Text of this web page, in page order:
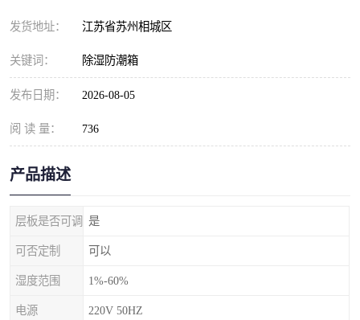
发货地址： 江苏省苏州相城区
关键词： 除湿防潮箱
发布日期： 2026-08-05
阅 读 量： 736
产品描述
层板是否可调 是
可否定制 可以
湿度范围 1%-60%
电源 220V 50HZ